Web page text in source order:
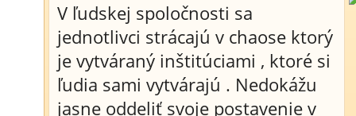
V ľudskej spoločnosti sa
jednotlivci strácajú v chaose ktorý
je vytváraný inštitúciami , ktoré si
ľudia sami vytvárajú . Nedokážu
jasne oddeliť svoje postavenie v